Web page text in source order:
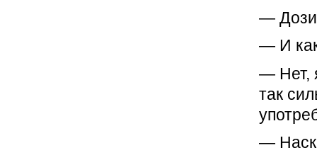
—
— И
— Нет,
так
—